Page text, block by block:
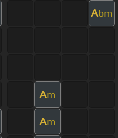
Abm
Am
Am